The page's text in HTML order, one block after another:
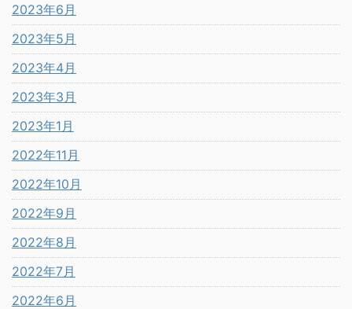
2023年6月
2023年5月
2023年4月
2023年3月
2023年1月
2022年11月
2022年10月
2022年9月
2022年8月
2022年7月
2022年6月